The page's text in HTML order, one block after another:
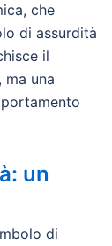
che
di assurdità
il
una
un
di